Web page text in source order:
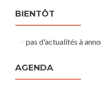
BIENTÔT
pas d'actualités à
AGENDA